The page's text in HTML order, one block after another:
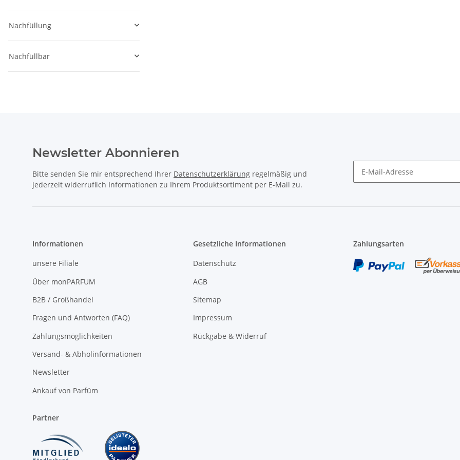
Nachfüllung
Nachfüllbar
Newsletter Abonnieren
Bitte senden Sie mir entsprechend Ihrer Datenschutzerklärung regelmäßig und
jederzeit widerruflich Informationen zu Ihrem Produktsortiment per E-Mail zu.
Informationen
unsere Filiale
Über monPARFUM
B2B / Großhandel
Fragen und Antworten (FAQ)
Zahlungsmöglichkeiten
Versand- & Abholinformationen
Newsletter
Ankauf von Parfüm
Gesetzliche Informationen
Datenschutz
AGB
Sitemap
Impressum
Rückgabe & Widerruf
Zahlungsarten
Partner